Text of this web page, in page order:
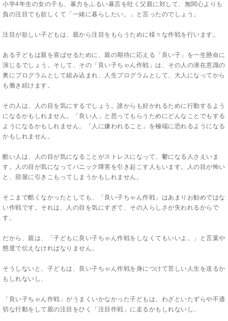
小学4年生の女の子も、暴力をふるい暴言を吐く父親に対して、無関心よりも
負の注目でも欲しくて「一緒に暮らしたい。」と言ったのでしょう。
注目が欲しい子どもは、親から注目をもらうために様々な作戦を行います。
ある子どもは親を喜ばせるために、親の期待に応える「良い子」を一生懸命に
演じるでしょう。そして、その「良い子ちゃん作戦」は、その人の潜在意識の
奥にプログラムとして組み込まれ、人生プログラムとして、大人になってから
も働き続けます。
その人は、人の目を気にするでしょう。誰からも好かれるために行動するよう
になるかもしれません。「良い人」と思ってもらうためにどんなことでもする
ようになるかもしれません。「人に嫌われること」を極端に恐れるようになる
かもしれません。
酷い人は、人の目が気になることがストレスになって、鬱になる人さえいま
す。人の目が気になってパニック障害を引き起こす人もいます。人の目が怖い
と、部屋に引きこもってしまうかもしれません。
そこまで酷くなかったとしても、「良い子ちゃん作戦」はあまりお勧めではな
い作戦です。それは、人の目を気にすぎて、その人らしさが失われるからで
す。
だから、親は、「子どもに良い子ちゃん作戦をしなくてもいいよ。」と言葉や
態度で伝えなければなりません。
そうしないと、子どもは、良い子ちゃん作戦を身につけて苦しい人生を送るか
もしれないし、
「良い子ちゃん作戦」がうまくいかなかった子どもは、わざといたずらや不適
切な行動をして親の注目をひく「注目作戦」に走るかもしれないし、